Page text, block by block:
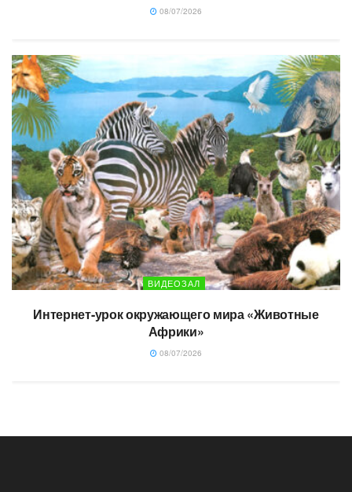
08/07/2026
ВИДЕОЗАЛ
Интернет-урок окружающего мира «Животные
Африки»
08/07/2026